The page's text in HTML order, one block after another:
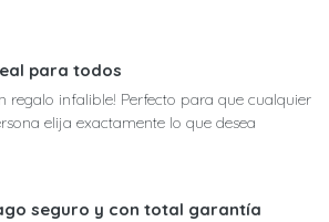
para todos
regalo infalible! Perfecto para que cualquier
elija exactamente lo que desea
seguro y con total garantía